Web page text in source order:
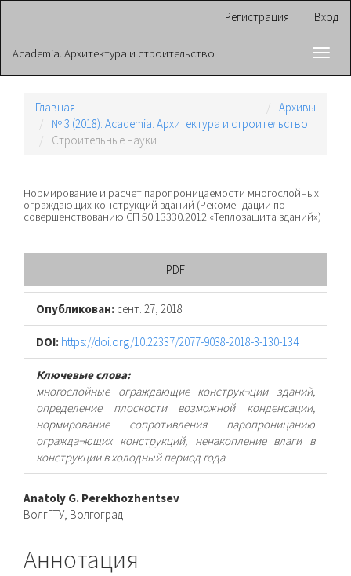
Основное
содержимое
панель
Регистрация Вход
Academia. Архитектура и строительство
Главная
Архивы
№ 3 (2018): Academia. Архитектура и строительство
Cтроительные науки
Нормирование и расчет паропроницаемости многослойных
ограждающих конструкций зданий (Рекомендации по
совершенствованию СП 50.13330.2012 «Теплозащита зданий»)
панель
статьи
PDF
Опубликован: сент. 27, 2018
DOI: https://doi.org/10.22337/2077-9038-2018-3-130-134
Ключевые слова:
многослойные ограждающие конструк¬ции зданий,
определение плоскости возможной конденсации,
нормирование сопротивления паропроницанию
огражда¬ющих конструкций, ненакопление влаги в
конструкции в холодный период года
Основное
содержимое
статьи
Anatoly G. Perekhozhentsev
ВолгГТУ, Волгоград
Аннотация